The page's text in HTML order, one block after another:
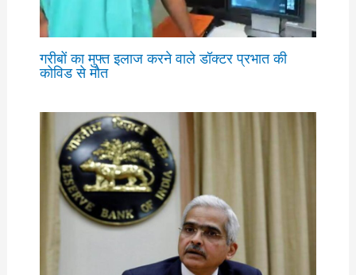
गरीबों का मुफ्त इलाज करने वाले डॉक्टर प्रभात की
कोविड से मौत